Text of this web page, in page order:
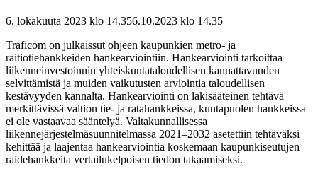
6. lokakuuta 2023 klo 14.356.10.2023 klo 14.35
Traficom on julkaissut ohjeen kaupunkien metro- ja
raitiotiehankkeiden hankearviointiin. Hankearviointi tarkoittaa
liikenneinvestoinnin yhteiskuntataloudellisen kannattavuuden
selvittämistä ja muiden vaikutusten arviointia taloudellisen
kestävyyden kannalta. Hankearviointi on lakisääteinen tehtävä
merkittävissä valtion tie- ja ratahankkeissa, kuntapuolen hankkeissa
ei ole vastaavaa sääntelyä. Valtakunnallisessa
liikennejärjestelmäsuunnitelmassa 2021–2032 asetettiin tehtäväksi
kehittää ja laajentaa hankearviointia koskemaan kaupunkiseutujen
raidehankkeita vertailukelpoisen tiedon takaamiseksi.